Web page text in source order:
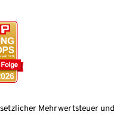
Mehrwertsteuer und